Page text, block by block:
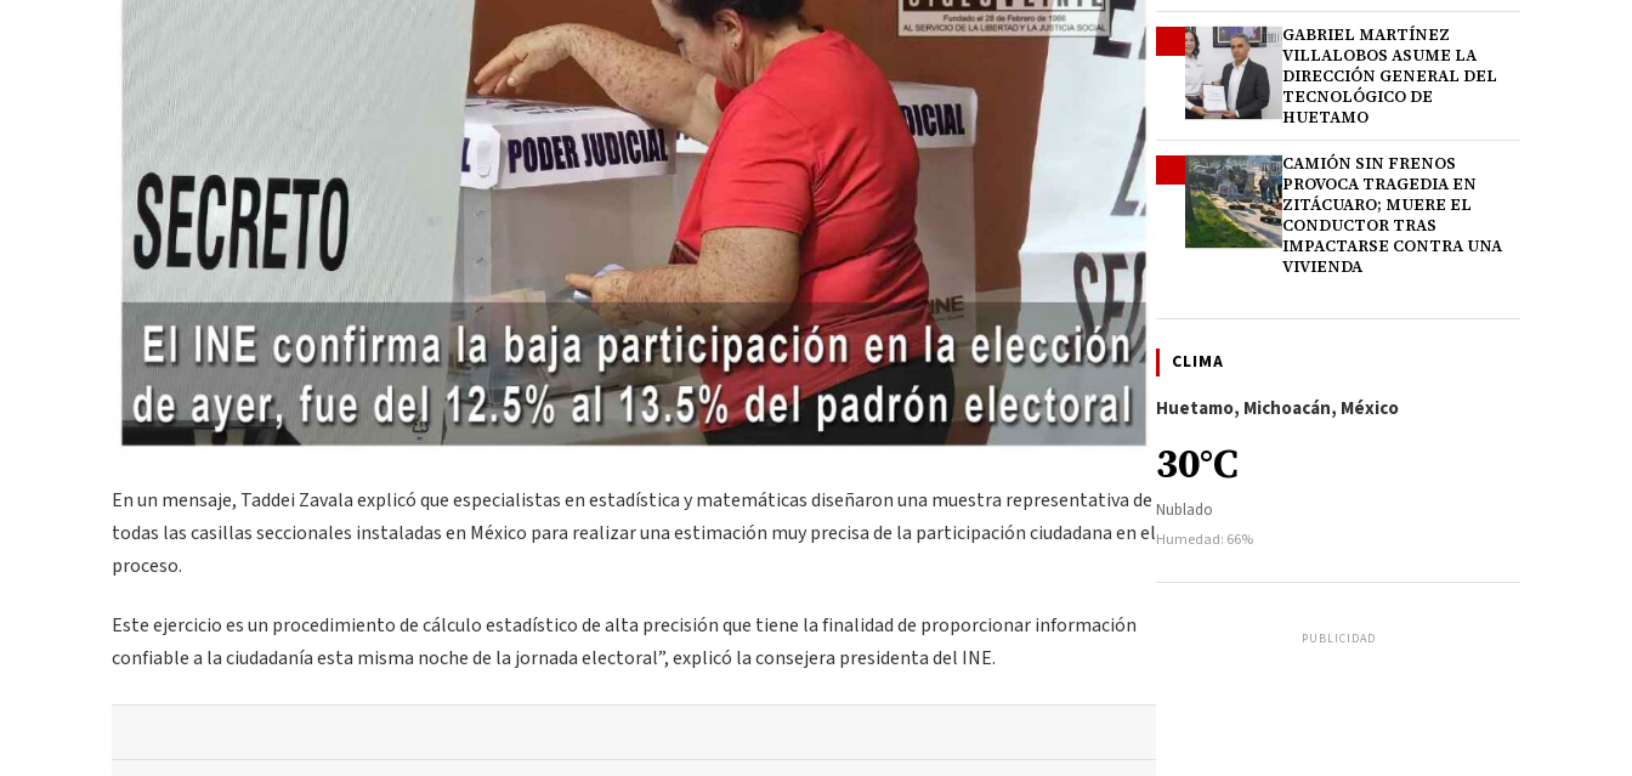
En un mensaje, Taddei Zavala explicó que especialistas en estadística y matemáticas diseñaron una muestra representativa de
todas las casillas seccionales instaladas en México para realizar una estimación muy precisa de la participación ciudadana en el
proceso.
Este ejercicio es un procedimiento de cálculo estadístico de alta precisión que tiene la finalidad de proporcionar información
confiable a la ciudadanía esta misma noche de la jornada electoral”, explicó la consejera presidenta del INE.
GABRIEL MARTÍNEZ
VILLALOBOS ASUME LA
DIRECCIÓN GENERAL DEL
TECNOLÓGICO DE
HUETAMO
CAMIÓN SIN FRENOS
PROVOCA TRAGEDIA EN
ZITÁCUARO; MUERE EL
CONDUCTOR TRAS
IMPACTARSE CONTRA UNA
VIVIENDA
CLIMA
Huetamo, Michoacán, México
30°C
Nublado
Humedad: 66%
PUBLICIDAD